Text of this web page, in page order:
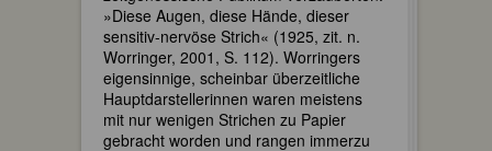
»Diese Augen, diese Hände, dieser
sensitiv-nervöse Strich« (1925, zit. n.
Worringer, 2001, S. 112). Worringers
eigensinnige, scheinbar überzeitliche
Hauptdarstellerinnen waren meistens
mit nur wenigen Strichen zu Papier
gebracht worden und rangen immerzu